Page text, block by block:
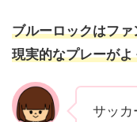
ブルーロックはフ
現実的なプレーが
サッカ